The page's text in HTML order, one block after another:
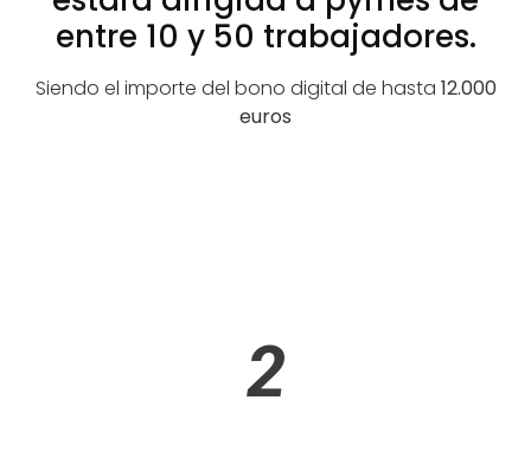
entre 10 y 50 trabajadores.
Siendo el importe del bono digital de hasta 12.000
euros
2